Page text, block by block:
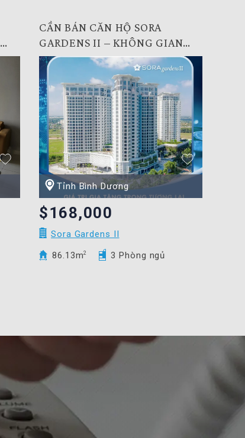
CẦN BÁN CĂN HỘ SORA
GARDENS II – KHÔNG GIAN
SỐNG ĐẲNG CẤP
Tỉnh Bình Dương
$168,000
Sora Gardens II
86.13m2 3 Phòng ngủ